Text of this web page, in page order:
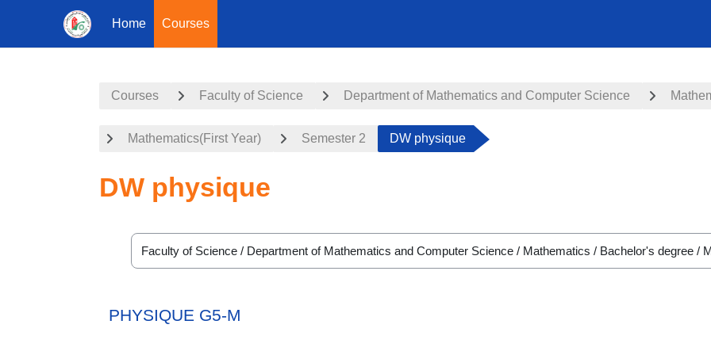
Home Courses
Courses Faculty of Science Department of Mathematics and Computer Science
Mathematics(First Year) Semester 2 DW physique
DW physique
Course categories
PHYSIQUE G5-M